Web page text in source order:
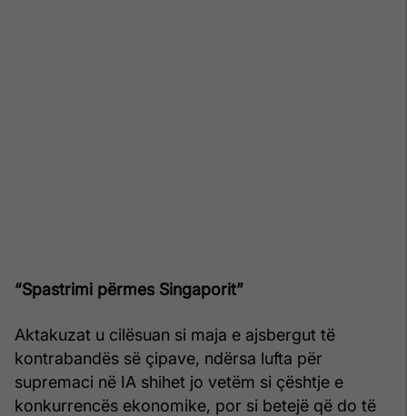
“Spastrimi përmes Singaporit”
Aktakuzat u cilësuan si maja e ajsbergut të
kontrabandës së çipave, ndërsa lufta për
supremaci në IA shihet jo vetëm si çështje e
konkurrencës ekonomike, por si betejë që do të